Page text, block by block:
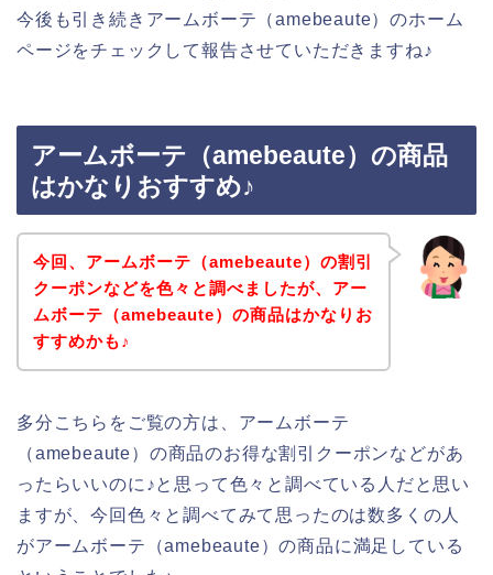
今後も引き続きアームボーテ（amebeaute）のホーム
ページをチェックして報告させていただきますね♪
アームボーテ（amebeaute）の商品
はかなりおすすめ♪
今回、アームボーテ（amebeaute）の割引
クーポンなどを色々と調べましたが、アー
ムボーテ（amebeaute）の商品はかなりお
すすめかも♪
多分こちらをご覧の方は、アームボーテ
（amebeaute）の商品のお得な割引クーポンなどがあ
ったらいいのに♪と思って色々と調べている人だと思い
ますが、今回色々と調べてみて思ったのは数多くの人
がアームボーテ（amebeaute）の商品に満足している